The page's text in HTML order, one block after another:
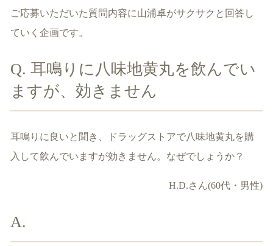
ご応募いただいた質問内容に山浦卓がサクサクと回答し
ていく企画です。
Q. 耳鳴りに八味地黄丸を飲んでい
ますが、効きません
耳鳴りに良いと聞き、ドラッグストアで八味地黄丸を購
入して飲んでいますが効きません。なぜでしょうか？
H.D.さん(60代・男性)
A.